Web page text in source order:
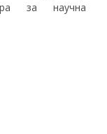
за научна